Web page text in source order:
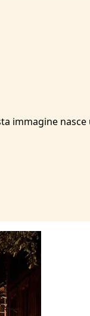
immagine